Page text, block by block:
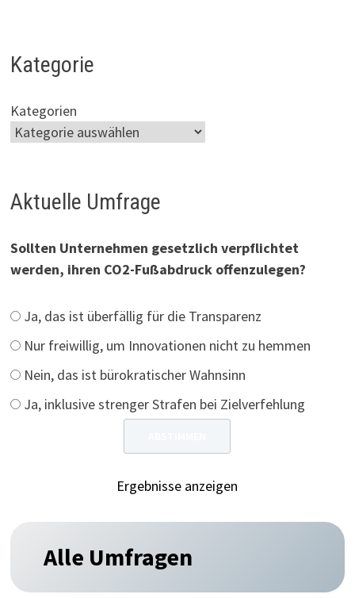
Kategorie
Kategorien
Aktuelle Umfrage
Sollten Unternehmen gesetzlich verpflichtet
werden, ihren CO2-Fußabdruck offenzulegen?
Ja, das ist überfällig für die Transparenz
Nur freiwillig, um Innovationen nicht zu hemmen
Nein, das ist bürokratischer Wahnsinn
Ja, inklusive strenger Strafen bei Zielverfehlung
Ergebnisse anzeigen
Alle Umfragen